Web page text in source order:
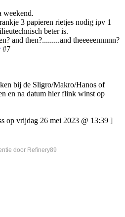
weekend.
3 papieren rietjes nodig ipv 1
beter is.
and then?.........and theeeeennnnn?
#7
bij de Sligro/Makro/Hanos of
en na datum hier flink winst op
op vrijdag 26 mei 2023 @ 13:39 ]
door Refinery89